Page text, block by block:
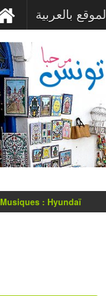
الموقع بالعربية
Musiques : Hyundaï